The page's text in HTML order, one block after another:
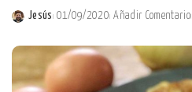
Posted
by
Jesús 01/09/2020 Añadir Comentario